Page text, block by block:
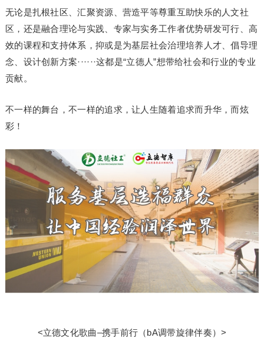
无论是扎根社区、汇聚资源、营造平等尊重互助快乐的人文社
区，还是融合理论与实践、专家与实务工作者优势研发可行、高
效的课程和支持体系，抑或是为基层社会治理培养人才、倡导理
念、设计创新方案······这都是“立德人”想带给社会和行业的专业
贡献。
不一样的舞台，不一样的追求，让人生随着追求而升华，而炫
彩！
<立德文化歌曲–携手前行（bA调带旋律伴奏）>